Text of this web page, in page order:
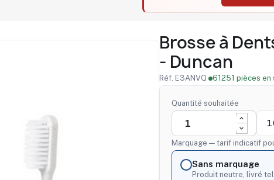
Brosse à
- Duncan
Réf. E3ANVQ· 61251 pièces en
Quantité souhaitée
Marquage — tarif indicatif
Sans marquage
Produit neutre, livré